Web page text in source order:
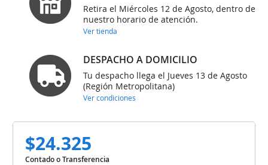
Retira el Miércoles 12 de Agosto, dentro de
nuestro horario de atención.
Ver tienda
DESPACHO A DOMICILIO
Tu despacho llega el Jueves 13 de Agosto
(Región Metropolitana)
Ver condiciones
$24.325
Contado o Transferencia